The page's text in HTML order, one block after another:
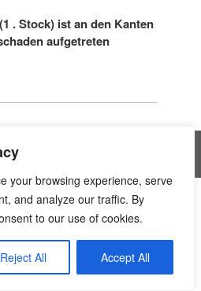
your browsing experience, serve
and analyze our traffic. By
to our use of cookies.
Reject All Accept All
. Stock) ist an den Kanten
aufgetreten
© Handwerker Blog
… – ittly is.gd/7bA4aZ
ncYViD